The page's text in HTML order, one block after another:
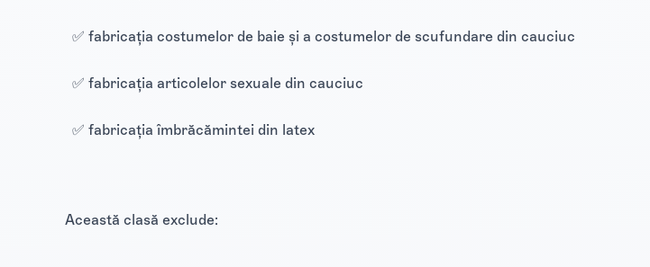
✅ fabricația costumelor de baie și a costumelor de scufundare din cauciuc
✅ fabricația articolelor sexuale din cauciuc
✅ fabricația îmbrăcămintei din latex
Această clasă exclude: